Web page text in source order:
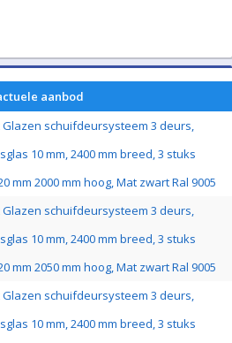
aanbod
Glazen schuifdeursysteem 3 deurs,
10 mm, 2400 mm breed, 3 stuks
mm 2000 mm hoog, Mat zwart Ral 9005
Glazen schuifdeursysteem 3 deurs,
10 mm, 2400 mm breed, 3 stuks
mm 2050 mm hoog, Mat zwart Ral 9005
Glazen schuifdeursysteem 3 deurs,
10 mm, 2400 mm breed, 3 stuks